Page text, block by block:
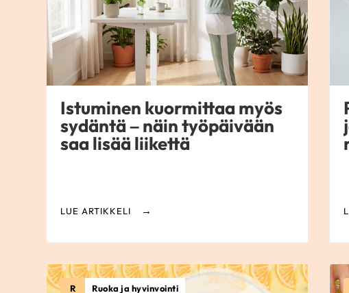
Istuminen kuormittaa myös
sydäntä – näin työpäivään
saa lisää liikettä
LUE ARTIKKELI
R Ruoka ja hyvinvointi